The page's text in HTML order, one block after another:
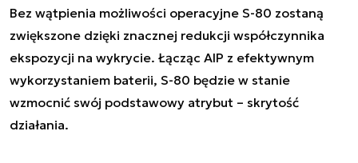
Bez wątpienia możliwości operacyjne S-80 zostaną
zwiększone dzięki znacznej redukcji współczynnika
ekspozycji na wykrycie. Łącząc AIP z efektywnym
wykorzystaniem baterii, S-80 będzie w stanie
wzmocnić swój podstawowy atrybut – skrytość
działania.